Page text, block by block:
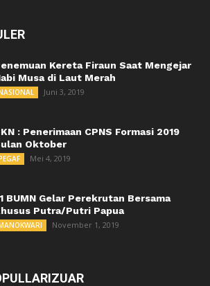
Kereta Firaun Saat Mengejar
Musa di Laut Merah
Juni 3, 2019
: Penerimaan CPNS Formasi 2019
Oktober
Mei 4, 2019
BUMN Gelar Perekrutan Bersama
Putra/Putri Papua
November 1, 2019